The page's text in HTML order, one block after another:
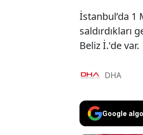
İstanbul’da 1
saldırdıkları
Beliz İ.'de var.
DHA
Google